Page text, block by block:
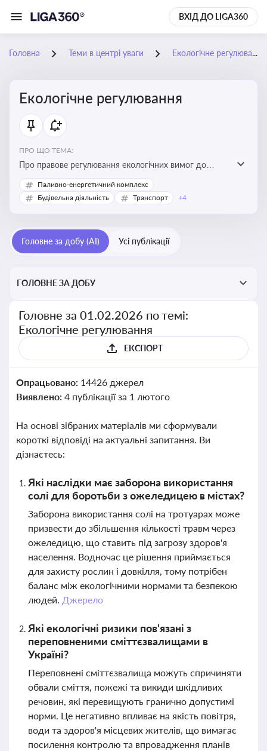
ВХІД ДО LIGA360
Головна Теми в центрі уваги Екологічне регулювання
Екологічне регулювання
ПРО ЩО ТЕМА:
Про правове регулювання екологічних вимог до
виробництв, включно з дозволами, перевірками,
стандартами викидів і гармонізацією з
Паливно-енергетичний комплекс
Будівельна діяльність
Транспорт +4
Головне за добу (AI) Усі публікації
ГОЛОВНЕ ЗА ДОБУ
Головне за 01.02.2026 по темі:
Екологічне регулювання
ЕКСПОРТ
Опрацьовано: 14426 джерел
Виявлено: 4 публікації за 1 лютого
На основі зібраних матеріалів ми сформували
короткі відповіді на актуальні запитання. Ви
дізнаєтесь:
Які наслідки має заборона використання
солі для боротьби з ожеледицею в містах?
Заборона використання солі на тротуарах може
призвести до збільшення кількості травм через
ожеледицю, що ставить під загрозу здоров'я
населення. Водночас це рішення приймається
для захисту рослин і довкілля, тому потрібен
баланс між екологічними нормами та безпекою
людей. Джерело
Які екологічні ризики пов'язані з
переповненими сміттєзвалищами в
Україні?
Переповнені сміттєзвалища можуть спричиняти
обвали сміття, пожежі та викиди шкідливих
речовин, які перевищують гранично допустимі
норми. Це негативно впливає на якість повітря,
води та здоров'я місцевих жителів, що вимагає
посилення контролю та впровадження планів